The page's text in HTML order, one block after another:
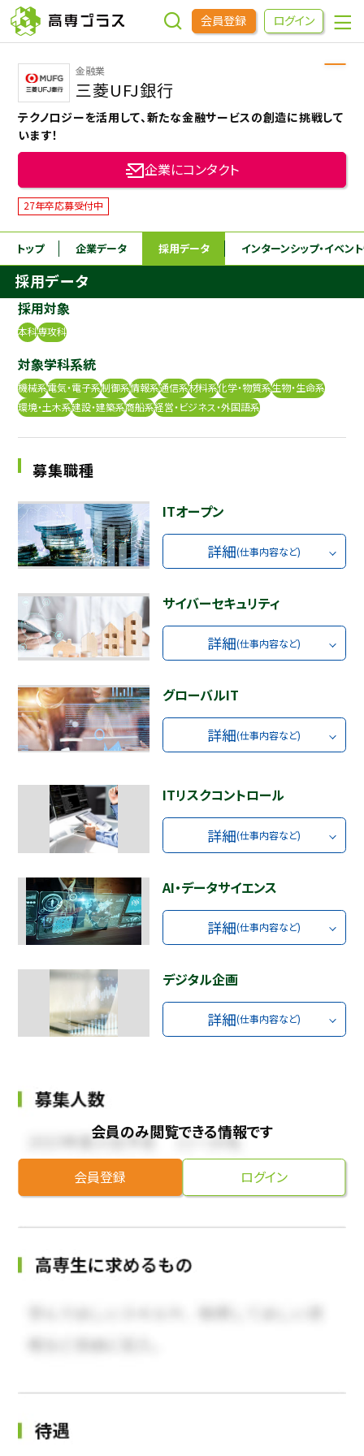
会員登録 ログイン
企業をさがす
進学先をさがす
インターンシップ・イベントをさがす
高専OBOGをさがす
高専プラスセミナー
高専生コミュニティ
本科5年生・専攻科2年生向け 採用継続中の企業特集
金融業
三菱UFJ銀行
テクノロジーを活用して、新たな金融サービスの創造に挑戦して
います！
企業にコンタクト
27年卒応募受付中
トップ 企業データ 採用データ インターンシップ・イベン
採用データ
採用対象
本科専攻科
対象学科系統
機械系電気・電子系制御系情報系通信系材料系化学・物質系生物・生命系
環境・土木系建設・建築系商船系経営・ビジネス・外国語系
募集職種
ITオープン
詳細(仕事内容など)
サイバーセキュリティ
詳細(仕事内容など)
グローバルIT
詳細(仕事内容など)
ITリスクコントロール
詳細(仕事内容など)
AI・データサイエンス
詳細(仕事内容など)
デジタル企画
詳細(仕事内容など)
会員のみ閲覧できる情報です
会員登録 ログイン